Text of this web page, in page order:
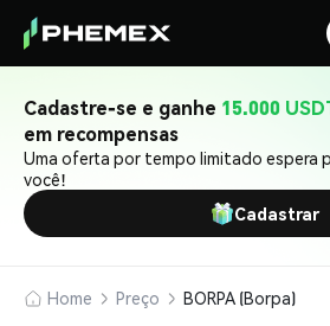
Cadastre-se e ganhe 15.000
em recompensas
Uma oferta por tempo limitado espera
você!
Cadastrar
Home Preço BORPA (Borpa)